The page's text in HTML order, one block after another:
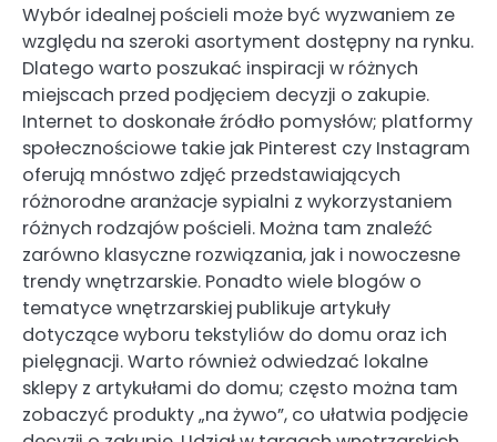
Wybór idealnej pościeli może być wyzwaniem ze
względu na szeroki asortyment dostępny na rynku.
Dlatego warto poszukać inspiracji w różnych
miejscach przed podjęciem decyzji o zakupie.
Internet to doskonałe źródło pomysłów; platformy
społecznościowe takie jak Pinterest czy Instagram
oferują mnóstwo zdjęć przedstawiających
różnorodne aranżacje sypialni z wykorzystaniem
różnych rodzajów pościeli. Można tam znaleźć
zarówno klasyczne rozwiązania, jak i nowoczesne
trendy wnętrzarskie. Ponadto wiele blogów o
tematyce wnętrzarskiej publikuje artykuły
dotyczące wyboru tekstyliów do domu oraz ich
pielęgnacji. Warto również odwiedzać lokalne
sklepy z artykułami do domu; często można tam
zobaczyć produkty „na żywo”, co ułatwia podjęcie